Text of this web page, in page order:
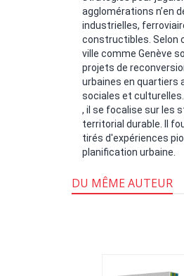
agglomérations n’en
industrielles,
constructibles. Selon
ville comme Genève
projets de
urbaines en quartiers
sociales et
, il se focalise sur les
territorial durable. Il
tirés d'expériences
planification urbaine.
DU MÊME AUTEUR